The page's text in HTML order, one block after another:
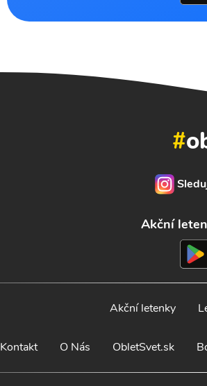
#
Akční
Akční letenky
Kontakt O Nás ObletSvet.sk